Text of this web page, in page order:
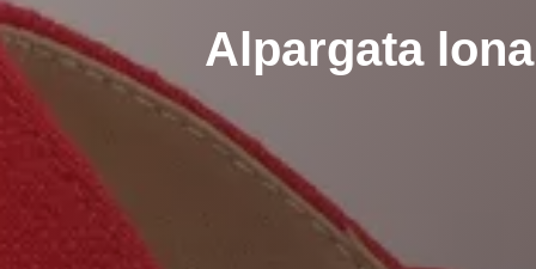
Alpargata